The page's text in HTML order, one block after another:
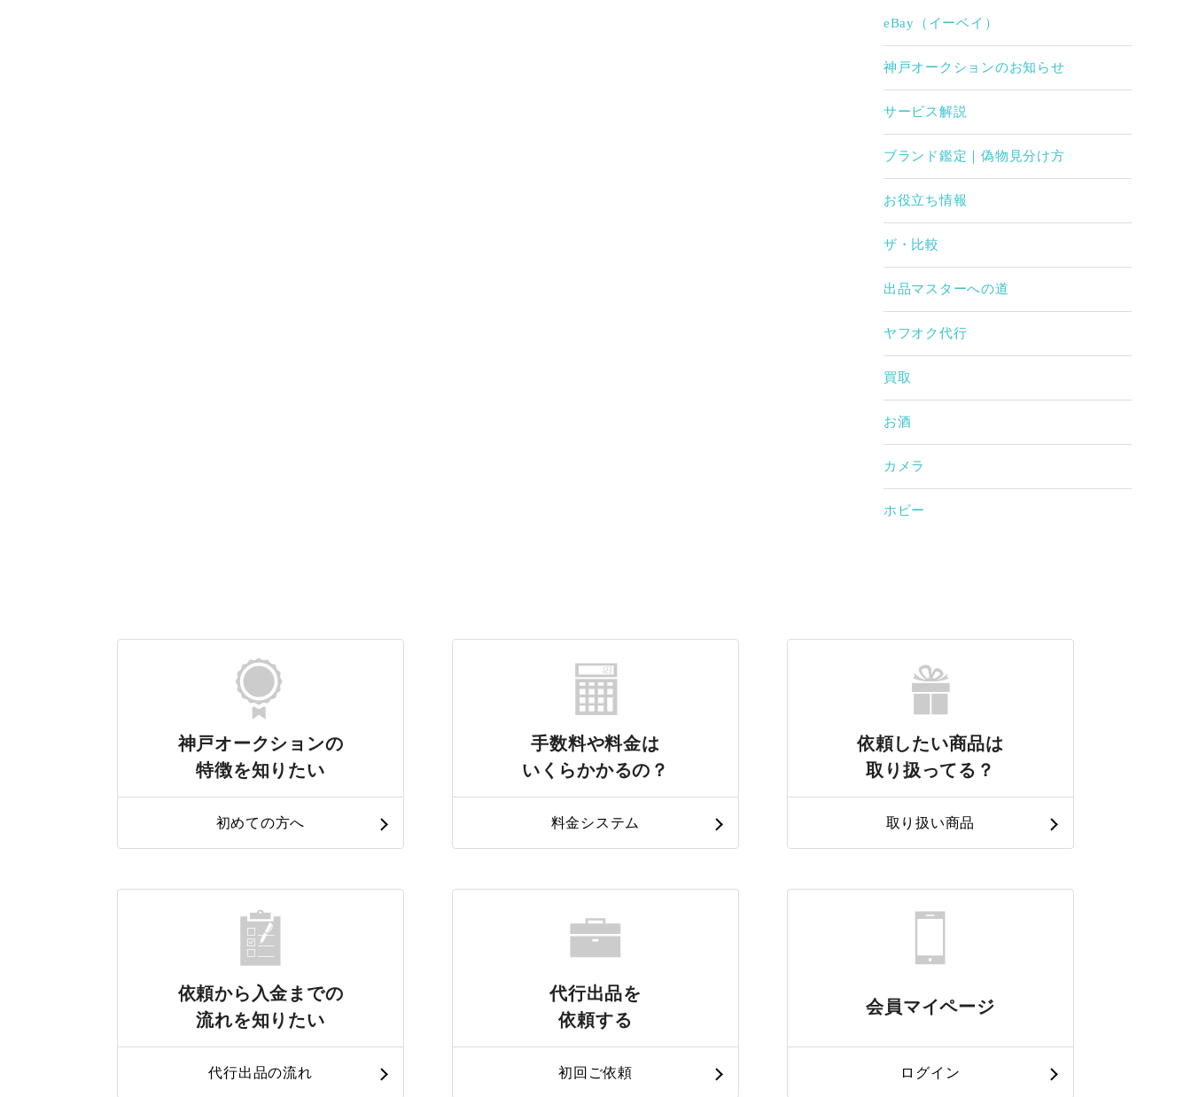
eBay（イーベイ）
神戸オークションのお知らせ
サービス解説
ブランド鑑定｜偽物見分け方
お役立ち情報
ザ・比較
出品マスターへの道
ヤフオク代行
買取
お酒
カメラ
ホビー
神戸オークションの
特徴を知りたい
初めての方へ
手数料や料金は
いくらかかるの？
料金システム
依頼したい商品は
取り扱ってる？
取り扱い商品
依頼から入金までの
流れを知りたい
代行出品の流れ
代行出品を
依頼する
初回ご依頼
会員マイページ
ログイン